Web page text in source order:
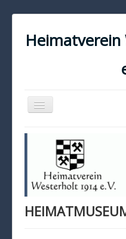
Navigation
an/aus
KONTAKT
IMPRESSUM
DATENSCHUTZ